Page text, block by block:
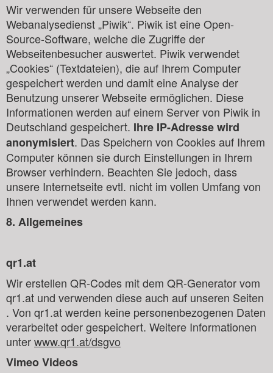
Wir verwenden für unsere Webseite den
Webanalysedienst „Piwik“. Piwik ist eine Open-
Source-Software, welche die Zugriffe der
Webseitenbesucher auswertet. Piwik verwendet
„Cookies“ (Textdateien), die auf Ihrem Computer
gespeichert werden und damit eine Analyse der
Benutzung unserer Webseite ermöglichen. Diese
Informationen werden auf einem Server von Piwik in
Deutschland gespeichert. Ihre IP-Adresse wird
anonymisiert. Das Speichern von Cookies auf Ihrem
Computer können sie durch Einstellungen in Ihrem
Browser verhindern. Beachten Sie jedoch, dass
unsere Internetseite evtl. nicht im vollen Umfang von
Ihnen verwendet werden kann.
8. Allgemeines
qr1.at
Wir erstellen QR-Codes mit dem QR-Generator vom
qr1.at und verwenden diese auch auf unseren Seiten
. Von qr1.at werden keine personenbezogenen Daten
verarbeitet oder gespeichert. Weitere Informationen
unterwww.qr1.at/dsgvo
Vimeo Videos